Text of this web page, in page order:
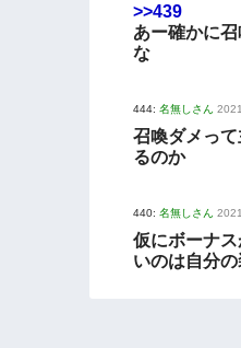
>>439
あー確かに
な
444: 名無しさん
召喚ダメっ
るのか
440: 名無しさん
仮にボーナ
いのは自分